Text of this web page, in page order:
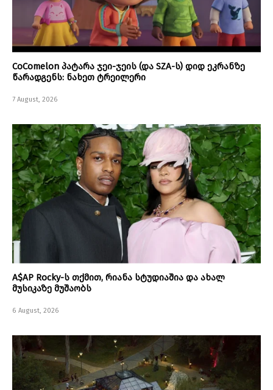
CoComelon პატარა ჯეი-ჯეის (და SZA-ს) დიდ ეკრანზე
წარადგენს: ნახეთ ტრეილერი
7 August, 2026
A$AP Rocky-ს თქმით, რიანა სტუდიაშია და ახალ
მუსიკაზე მუშაობს
6 August, 2026